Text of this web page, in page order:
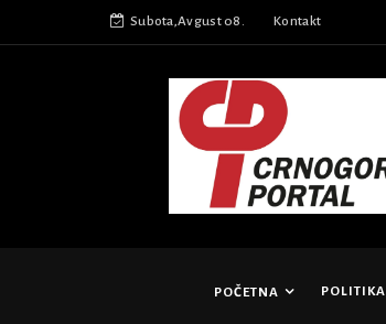
Subota,Avgust 08. Kontakt
POČETNA POLITIKA